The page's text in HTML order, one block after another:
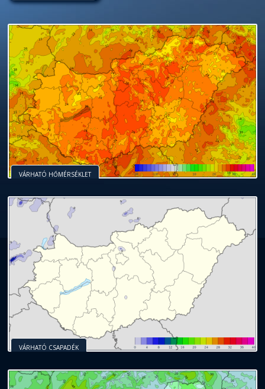
VÁRHATÓ HŐMÉRSÉKLET
VÁRHATÓ CSAPADÉK